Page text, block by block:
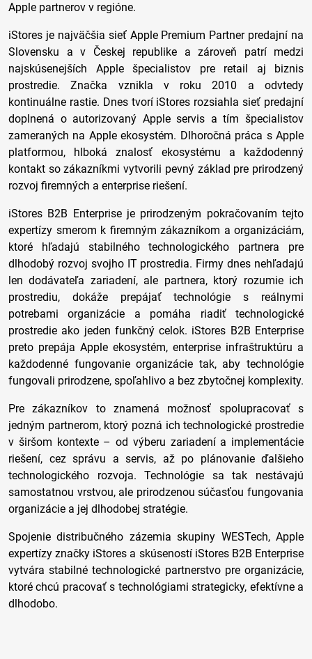
Apple partnerov v regióne.
iStores je najväčšia sieť Apple Premium Partner predajní na
Slovensku a v Českej republike a zároveň patrí medzi
najskúsenejších Apple špecialistov pre retail aj biznis
prostredie. Značka vznikla v roku 2010 a odvtedy
kontinuálne rastie. Dnes tvorí iStores rozsiahla sieť predajní
doplnená o autorizovaný Apple servis a tím špecialistov
zameraných na Apple ekosystém. Dlhoročná práca s Apple
platformou, hlboká znalosť ekosystému a každodenný
kontakt so zákazníkmi vytvorili pevný základ pre prirodzený
rozvoj firemných a enterprise riešení.
iStores B2B Enterprise je prirodzeným pokračovaním tejto
expertízy smerom k firemným zákazníkom a organizáciám,
ktoré hľadajú stabilného technologického partnera pre
dlhodobý rozvoj svojho IT prostredia. Firmy dnes nehľadajú
len dodávateľa zariadení, ale partnera, ktorý rozumie ich
prostrediu, dokáže prepájať technológie s reálnymi
potrebami organizácie a pomáha riadiť technologické
prostredie ako jeden funkčný celok. iStores B2B Enterprise
preto prepája Apple ekosystém, enterprise infraštruktúru a
každodenné fungovanie organizácie tak, aby technológie
fungovali prirodzene, spoľahlivo a bez zbytočnej komplexity.
Pre zákazníkov to znamená možnosť spolupracovať s
jedným partnerom, ktorý pozná ich technologické prostredie
v širšom kontexte – od výberu zariadení a implementácie
riešení, cez správu a servis, až po plánovanie ďalšieho
technologického rozvoja. Technológie sa tak nestávajú
samostatnou vrstvou, ale prirodzenou súčasťou fungovania
organizácie a jej dlhodobej stratégie.
Spojenie distribučného zázemia skupiny WESTech, Apple
expertízy značky iStores a skúseností iStores B2B Enterprise
vytvára stabilné technologické partnerstvo pre organizácie,
ktoré chcú pracovať s technológiami strategicky, efektívne a
dlhodobo.